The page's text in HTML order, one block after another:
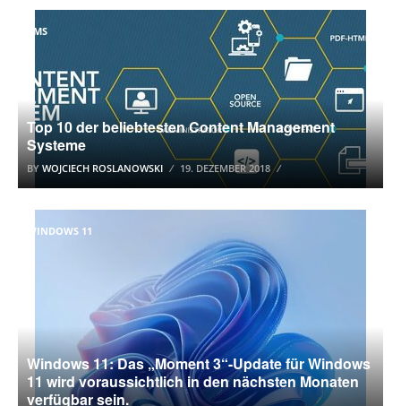
CMS
Top 10 der beliebtesten Content Management
Systeme
BY WOJCIECH ROSLANOWSKI 19. DEZEMBER 2018
WINDOWS 11
Windows 11: Das „Moment 3“-Update für Windows
11 wird voraussichtlich in den nächsten Monaten
verfügbar sein.